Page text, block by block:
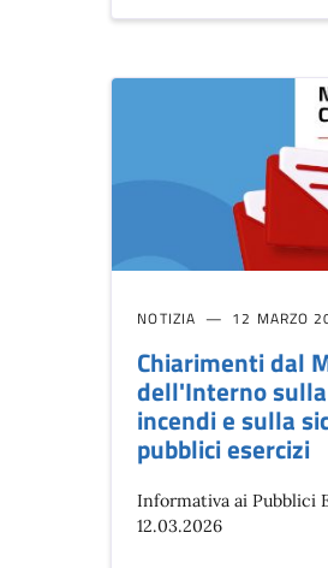
NOTIZIA 12 MARZO
Chiarimenti dal
dell'Interno
incendi e sulla
pubblici esercizi
Informativa ai Pubblici
12.03.2026